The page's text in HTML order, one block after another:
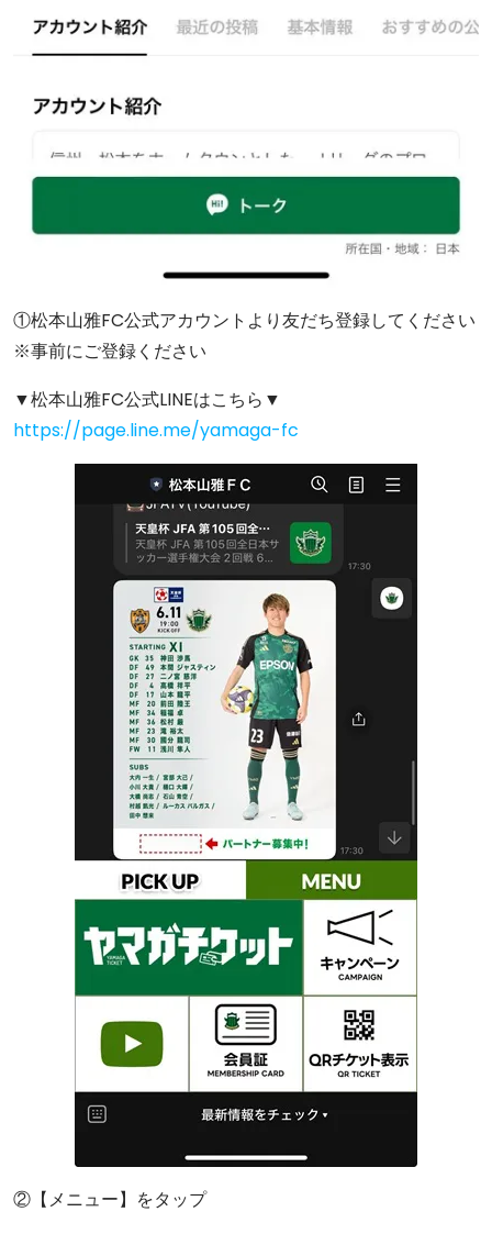
①松本山雅FC公式アカウントより友だち登録してください
※事前にご登録ください
▼松本山雅FC公式LINEはこちら▼
https://page.line.me/yamaga-fc
②【メニュー】をタップ